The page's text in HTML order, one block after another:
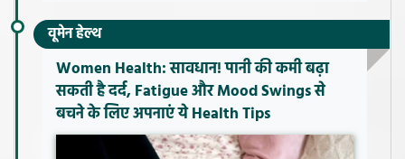
वूमेन हेल्थ
Women Health: सावधान! पानी की कमी बढ़ा
सकती है दर्द, Fatigue और Mood Swings से
बचने के लिए अपनाएं ये Health Tips